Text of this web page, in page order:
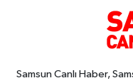
Samsun Canlı Haber,